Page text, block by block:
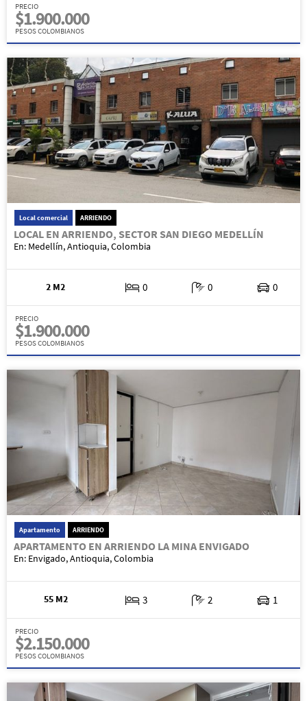
PRECIO
$1.900.000
PESOS COLOMBIANOS
Local comercial ARRIENDO
LOCAL EN ARRIENDO, SECTOR SAN DIEGO MEDELLÍN
En: Medellín, Antioquia, Colombia
2 M2 0 0 0
PRECIO
$1.900.000
PESOS COLOMBIANOS
Apartamento ARRIENDO
APARTAMENTO EN ARRIENDO LA MINA ENVIGADO
En: Envigado, Antioquia, Colombia
55 M2 3 2 1
PRECIO
$2.150.000
PESOS COLOMBIANOS